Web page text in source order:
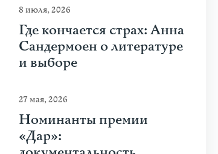
8 июля, 2026
Где кончается страх: Анна
Сандермоен о литературе
и выборе
27 мая, 2026
Номинанты премии
«Дар»: